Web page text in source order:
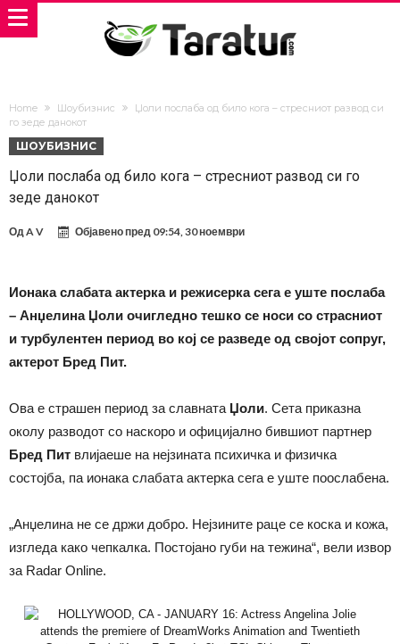
Home Шоубизнис
Џоли послаба од било кога – стресниот развод си
го зеде данокот
ШОУБИЗНИС
Џоли послаба од било кога – стресниот развод си го
зеде данокот
ОдA V Објавено пред 09:54, 30 ноември
Ионака слабата актерка и режисерка сега е уште послаба
– Анџелина Џоли очигледно тешко се носи со страсниот
и турбулентен период во кој се разведе од својот сопруг,
актерот Бред Пит.
Ова е страшен период за славната Џоли. Сета приказна
околу разводот со наскоро и официјално бившиот партнер
Бред Пит влијаеше на нејзината психичка и физичка
состојба, па ионака слабата актерка сега е уште поослабена.
„Анџелина не се држи добро. Нејзините раце се коска и кожа,
изгледа како чепкалка. Постојано губи на тежина“, вели извор
за Radar Online.